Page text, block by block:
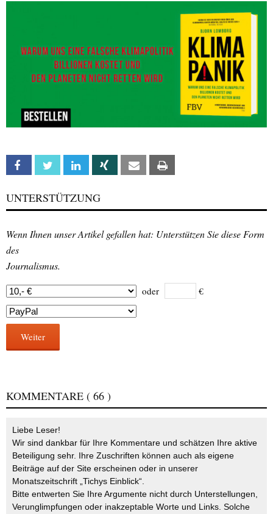
Facebook Twitter Linkedin Xing Email
UNTERSTÜTZUNG
Wenn Ihnen unser Artikel gefallen hat: Unterstützen Sie diese Form
des
Journalismus.
oder €
Weiter
KOMMENTARE ( 66 )
Liebe Leser!
Wir sind dankbar für Ihre Kommentare und schätzen Ihre aktive
Beteiligung sehr. Ihre Zuschriften können auch als eigene
Beiträge auf der Site erscheinen oder in unserer
Monatszeitschrift „Tichys Einblick“.
Bitte entwerten Sie Ihre Argumente nicht durch Unterstellungen,
Verunglimpfungen oder inakzeptable Worte und Links. Solche